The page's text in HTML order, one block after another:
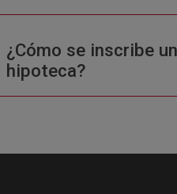
¿Cómo se inscribe
hipoteca?